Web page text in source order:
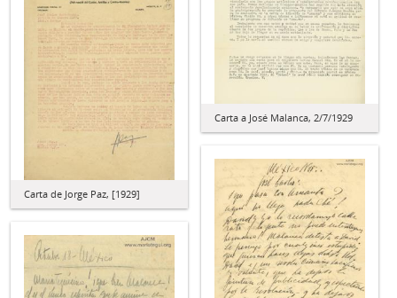
Carta a José Malanca, 2/7/1929
Carta de Jorge Paz, [1929]